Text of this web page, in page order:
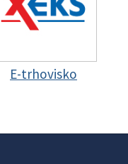
E-trhovisko